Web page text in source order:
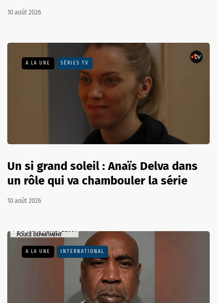
10 août 2026
A LA UNE SÉRIES TV
Un si grand soleil : Anaïs Delva dans
un rôle qui va chambouler la série
10 août 2026
A LA UNE INTERNATIONAL